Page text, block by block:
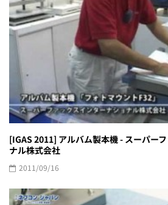
[IGAS 2011] アルバム製本機 - スーパー
ナル株式会社
2011/09/16